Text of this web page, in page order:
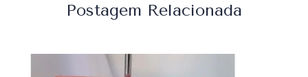
Postagem Relacionada